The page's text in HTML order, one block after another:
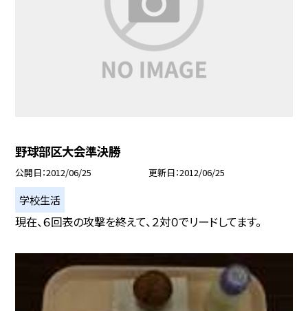
野球部区大会準決勝
公開日 2012/06/25 更新日 2012/06/25
学校生活
現在、６回表の攻撃を終えて、２対０でリードしてます。